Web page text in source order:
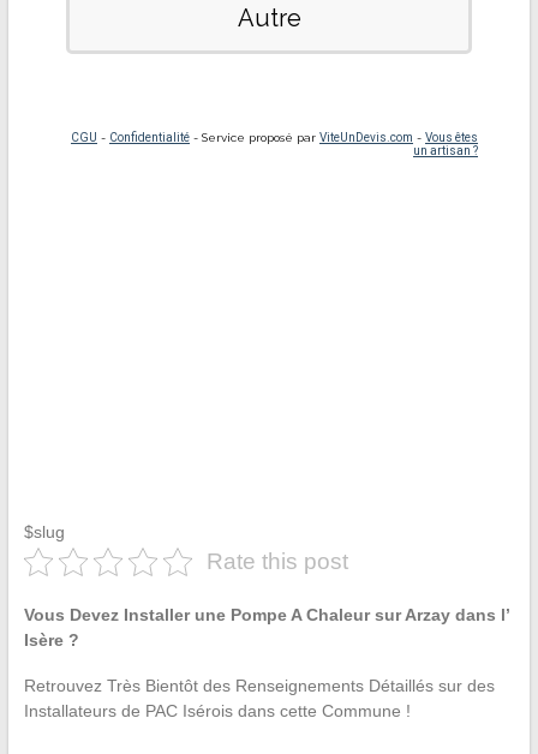
$slug
Rate this post
Vous Devez Installer une Pompe A Chaleur sur Arzay dans l’
Isère ?
Retrouvez Très Bientôt des Renseignements Détaillés sur des
Installateurs de PAC Isérois dans cette Commune !